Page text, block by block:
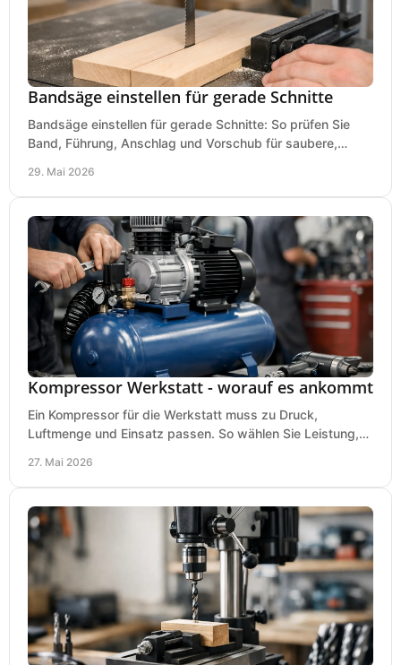
Bandsäge einstellen für gerade Schnitte
Bandsäge einstellen für gerade Schnitte: So prüfen Sie
Band, Führung, Anschlag und Vorschub für saubere,
29. Mai 2026
Kompressor Werkstatt - worauf es ankommt
Ein Kompressor für die Werkstatt muss zu Druck,
Luftmenge und Einsatz passen. So wählen Sie Leistung,
27. Mai 2026